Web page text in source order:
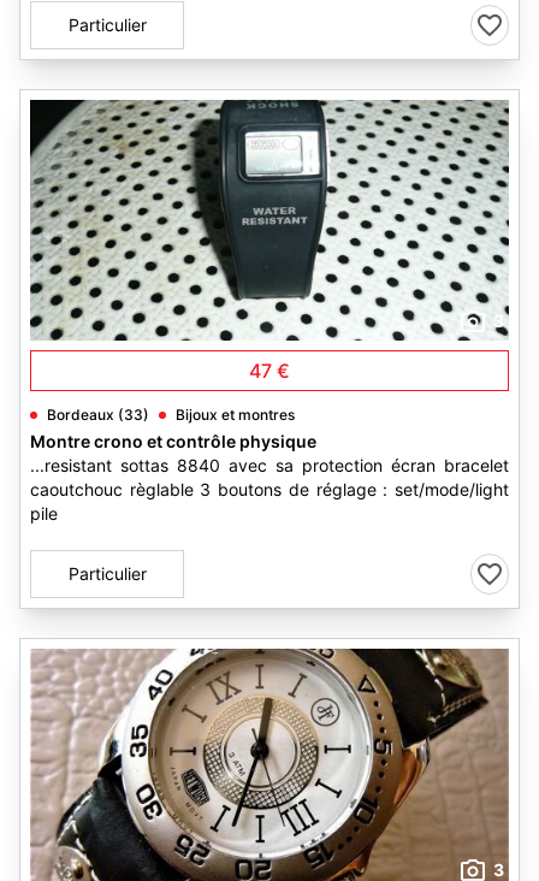
Particulier
3
47 €
Bordeaux (33) Bijoux et montres
Montre crono et contrôle physique
...resistant sottas 8840 avec sa protection écran bracelet
caoutchouc règlable 3 boutons de réglage : set/mode/light
pile
Particulier
3